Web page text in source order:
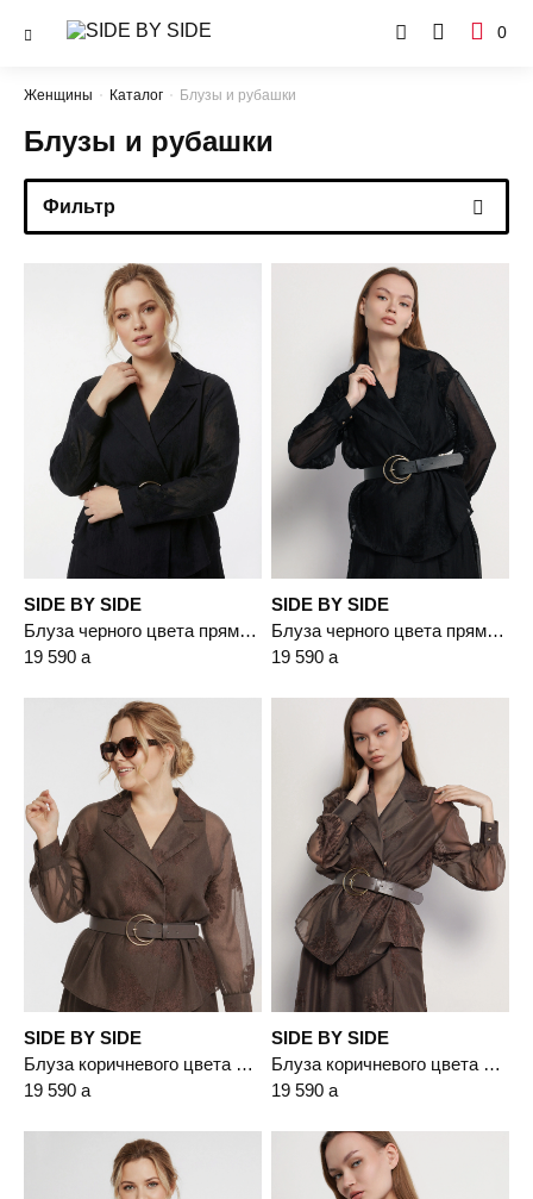
0
Женщины Каталог Блузы и рубашки
Блузы и рубашки
Фильтр
SIDE BY SIDE
Блуза черного цвета прямого кроя с узорами
19 590 a
SIDE BY SIDE
Блуза черного цвета прямого кроя с узорами
19 590 a
SIDE BY SIDE
Блуза коричневого цвета прямого кроя с узорами
19 590 a
SIDE BY SIDE
Блуза коричневого цвета прямого кроя с узорами
19 590 a